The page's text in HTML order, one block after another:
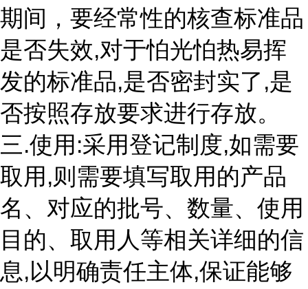
期间，要经常性的核查标准品
是否失效,对于怕光怕热易挥
发的标准品,是否密封实了,是
否按照存放要求进行存放。
三.使用:采用登记制度,如需要
取用,则需要填写取用的产品
名、对应的批号、数量、使用
目的、取用人等相关详细的信
息,以明确责任主体,保证能够